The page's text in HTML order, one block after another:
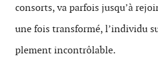
con­sorts, va par­fois jusqu’à
une fois trans­formé, l’individu
ple­ment incontrôlable.